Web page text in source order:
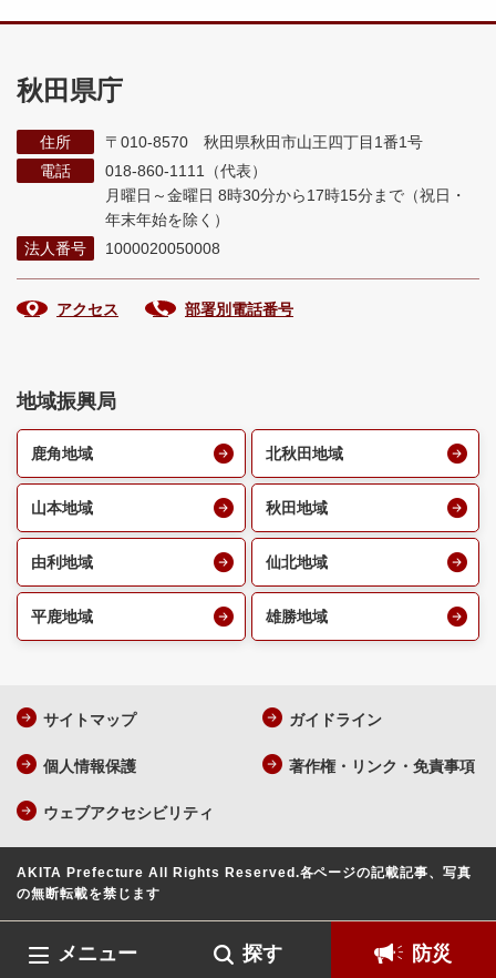
メニュー 探す 防災
秋田県庁
住所
〒010-8570 秋田県秋田市山王四丁目1番1号
電話
018-860-1111（代表）
月曜日～金曜日 8時30分から17時15分まで （祝日・
年末年始を除く）
法人番号
1000020050008
アクセス 部署別電話番号
地域振興局
鹿角地域 北秋田地域
山本地域 秋田地域
由利地域 仙北地域
平鹿地域 雄勝地域
サイトマップ ガイドライン
個人情報保護 著作権・リンク・免責事項
ウェブアクセシビリティ
AKITA Prefecture All Rights Reserved.各ページの記載記事、写真
の無断転載を禁じます